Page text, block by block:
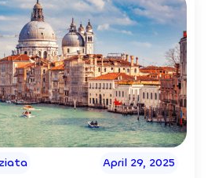
April 29, 2025